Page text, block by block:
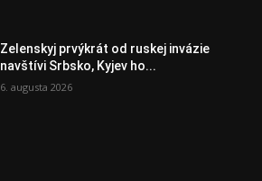
Zelenskyj prvýkrát od ruskej invázie
navštívi Srbsko, Kyjev ho...
6. augusta 2026